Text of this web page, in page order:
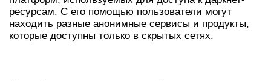
ресурсам. С его помощью пользователи могут
находить разные анонимные сервисы и продукты,
которые доступны только в скрытых сетях.